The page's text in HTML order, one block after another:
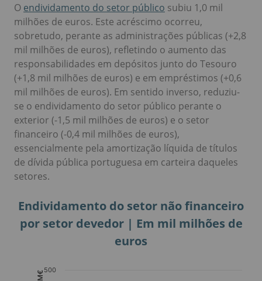
O endividamento do setor público subiu 1,0 mil
milhões de euros. Este acréscimo ocorreu,
sobretudo, perante as administrações públicas (+2,8
mil milhões de euros), refletindo o aumento das
responsabilidades em depósitos junto do Tesouro
(+1,8 mil milhões de euros) e em empréstimos (+0,6
mil milhões de euros). Em sentido inverso, reduziu-
se o endividamento do setor público perante o
exterior (-1,5 mil milhões de euros) e o setor
financeiro (-0,4 mil milhões de euros),
essencialmente pela amortização líquida de títulos
de dívida pública portuguesa em carteira daqueles
setores.
Endividamento do setor não financeiro
por setor devedor | Em mil milhões de
euros